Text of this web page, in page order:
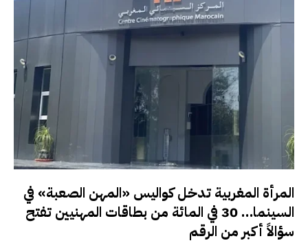
المرأة المغربية تدخل كواليس «المهن الصعبة» في
السينما… 30 في المائة من بطاقات المهنيين تفتح
سؤالاً أكبر من الرقم